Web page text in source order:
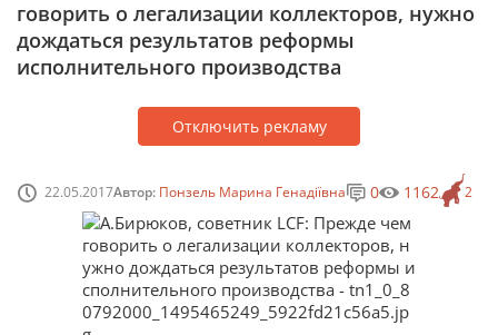
говорить о легализации коллекторов, нужно
дождаться результатов реформы
исполнительного производства
Отключить рекламу
22.05.2017Автор: Понзель Марина Генадіївна 2
0 1162